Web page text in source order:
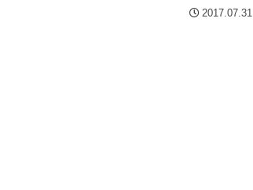
2017.07.31